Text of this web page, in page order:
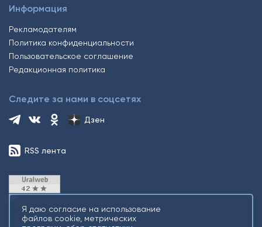
Информация
Рекламодателям
Политика конфиденциальности
Пользовательское соглашение
Редакционная политика
Следите за нами в соцсетях
Дзен
RSS лента
Я даю согласие на использование
файлов cookie, метрических